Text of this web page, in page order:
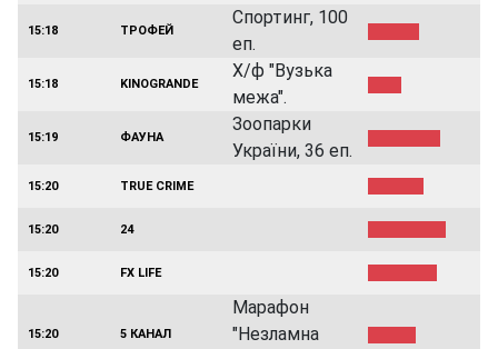
15:18 ТРОФЕЙ
Спортинг, 100
еп.
15:18 KINOGRANDE
Х/ф "Вузька
межа".
15:19 ФАУНА
Зоопарки
України, 36 еп.
15:20 TRUE CRIME
15:20 24
15:20 FX LIFE
15:20 5 КАНАЛ
Марафон
"Незламна